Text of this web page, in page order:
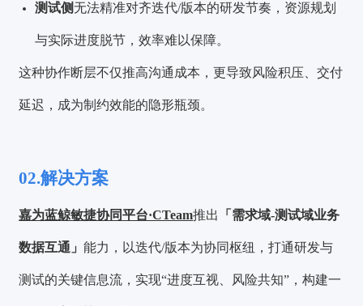
测试侧无法精准对齐迭代/版本的研发节奏，资源规划
与实际进度脱节，效率难以保障。
这种协作断层不仅推高沟通成本，更导致风险积压、交付
延迟，成为制约效能的隐形瓶颈。
02.解决方案
嘉为蓝鲸敏捷协同平台·CTeam推出 「需求域-测试域业务
数据互通」能力，以迭代/版本为协同枢纽，打通研发与
测试的关键信息流，实现“进度互视、风险共知”，构建一